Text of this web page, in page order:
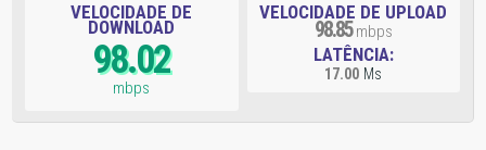
VELOCIDADE DE
DOWNLOAD
98.02
mbps
VELOCIDADE DE UPLOAD
98.85mbps
LATÊNCIA:
17.00 Ms